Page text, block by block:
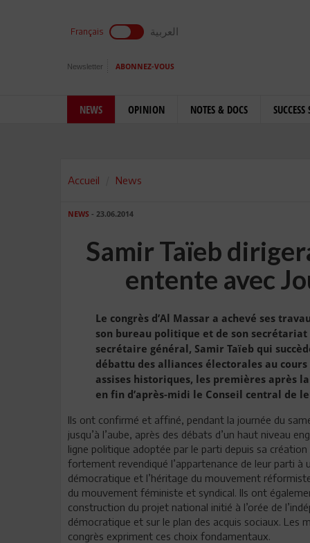
Français العربية
Newsletter ABONNEZ-VOUS
NEWS OPINION NOTES & DOCS SUCCESS
Accueil News
NEWS - 23.06.2014
Samir Taïeb
entente avec
Le congrès d’Al Massar a achevé ses
son bureau politique et de son
secrétaire général, Samir Taïeb qui
débattu des alliances électorales au
assises historiques, les premières après
en fin d’après-midi le Conseil central de
Ils ont confirmé et affiné, pendant la journée du
jusqu’à l’aube, après des débats d’un haut niveau
ligne politique adoptée par le parti depuis sa
fortement revendiqué l’appartenance de leur parti
démocratique et l’héritage du mouvement
du mouvement féministe et syndical. Ils ont
construction du projet national initié à l’orée de
démocratique et sur le plan des acquis sociaux. Les
congrès expriment ces choix fondamentaux.